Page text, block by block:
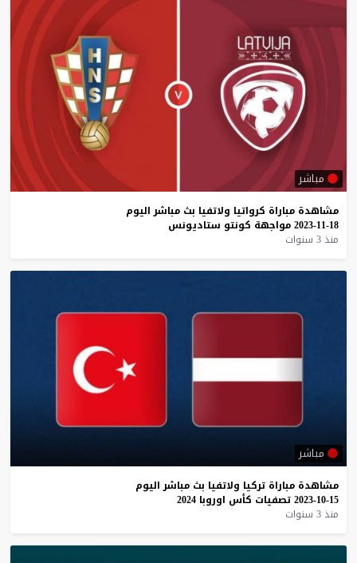
مباشر
مشاهدة مباراة كرواتيا ولاتفيا بث مباشر اليوم
18-11-2023
مواجهة كونتو ستاديونس
منذ 3 سنوات
مباشر
مشاهدة مباراة تركيا ولاتفيا بث مباشر اليوم
15-10-2023
تصفيات كأس اوروبا 2024
منذ 3 سنوات